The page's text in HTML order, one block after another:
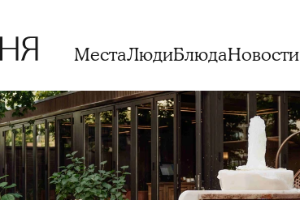
МестаЛюдиБлюдаНовости